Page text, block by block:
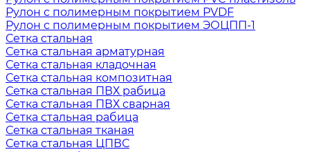
Рулон с полимерным покрытием PVDF
Рулон с полимерным покрытием ЭОЦПП-1
Сетка стальная
Сетка стальная арматурная
Сетка стальная кладочная
Сетка стальная композитная
Сетка стальная ПВХ рабица
Сетка стальная ПВХ сварная
Сетка стальная рабица
Сетка стальная тканая
Сетка стальная ЦПВС